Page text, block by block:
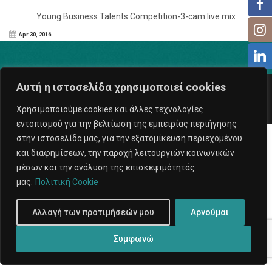
Αυτή η ιστοσελίδα χρησιμοποιεί cookies
Χρησιμοποιούμε cookies και άλλες τεχνολογίες
εντοπισμού για την βελτίωση της εμπειρίας περιήγησης
στην ιστοσελίδα μας, για την εξατομίκευση περιεχομένου
και διαφημίσεων, την παροχή λειτουργιών κοινωνικών
μέσων και την ανάλυση της επισκεψιμότητάς
μας.
Πολιτική Cookie
Αλλαγή των προτιμήσεών μου Αρνούμαι
Συμφωνώ
Young Business Talents Competition-3-cam live mix
Apr 30, 2016
Copyright © 2026ExposeProd. All rights reserved.
Υπηρεσίες Internet